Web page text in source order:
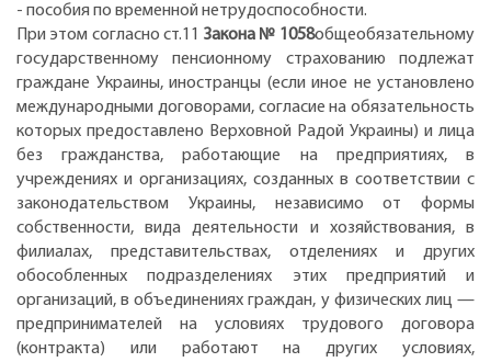
- пособия по временной нетрудоспособности.
При этом согласно ст.11 Закона № 1058общеобязательному
государственному пенсионному страхованию подлежат
граждане Украины, иностранцы (если иное не установлено
международными договорами, согласие на обязательность
которых предоставлено Верховной Радой Украины) и лица
без гражданства, работающие на предприятиях, в
учреждениях и организациях, созданных в соответствии с
законодательством Украины, независимо от формы
собственности, вида деятельности и хозяйствования, в
филиалах, представительствах, отделениях и других
обособленных подразделениях этих предприятий и
организаций, в объединениях граждан, у физических лиц —
предпринимателей на условиях трудового договора
(контракта) или работают на других условиях,